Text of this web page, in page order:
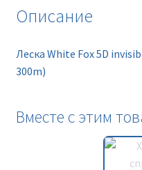
300m)
Описание
Леска White Fox 5D
300m)
Вместе с этим